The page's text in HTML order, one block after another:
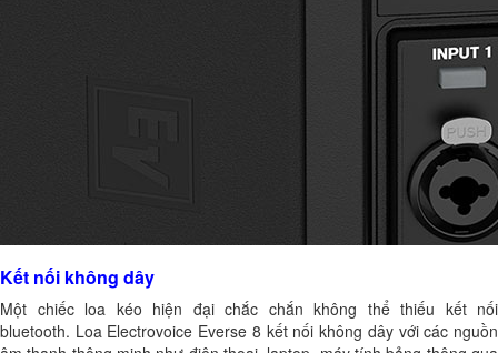
Kết nối không dây
Một chiếc loa kéo hiện đại chắc chắn không thể thiếu kết nối
bluetooth. Loa Electrovoice Everse 8 kết nối không dây với các nguồn